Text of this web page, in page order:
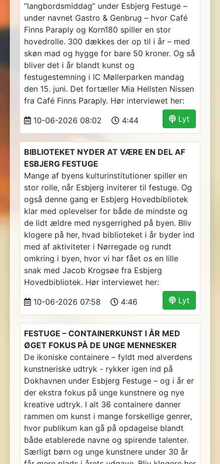
”langbordsmiddag” under Esbjerg Festuge –
under navnet Gastro & Genbrug – hvor Café
Finns Paraply og Korn180 spiller en stor
hovedrolle. 300 dækkes der op til i år – med
skøn mad og hygge for bare 50 kroner. Og så
bliver det i år blandt kunst og
festugestemning i IC Møllerparken mandag
den 15. juni. Det fortæller Mia Hellsten Nissen
fra Café Finns Paraply. Hør interviewet her:
Lyt
10-06-2026 08:02 4:44
BIBLIOTEKET NYDER AT VÆRE EN DEL AF
ESBJERG FESTUGE
Mange af byens kulturinstitutioner spiller en
stor rolle, når Esbjerg inviterer til festuge. Og
også denne gang er Esbjerg Hovedbibliotek
klar med oplevelser for både de mindste og
de lidt ældre med nysgerrighed på byen. Bliv
klogere på her, hvad biblioteket i år byder ind
med af aktiviteter i Nørregade og rundt
omkring i byen, hvor vi har fået os en lille
snak med Jacob Krogsøe fra Esbjerg
Hovedbibliotek. Hør interviewet her:
Lyt
10-06-2026 07:58 4:46
FESTUGE – CONTAINERKUNST I ÅR MED
ØGET FOKUS PÅ DE UNGE MENNESKER
De ikoniske containere – fyldt med alverdens
kunstneriske udtryk - rykker igen ind på
Dokhavnen under Esbjerg Festuge – og i år er
der ekstra fokus på unge kunstnere og nye
kreative udtryk. I alt 36 containere danner
rammen om kunst i mange forskellige genrer,
hvor publikum kan gå på opdagelse blandt
både etablerede navne og spirende talenter.
Særligt børn og unge kunstnere under 30 år